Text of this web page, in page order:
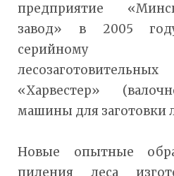
предприятие
завод» в 2005
серийному
«Харвестер»
машины для заготовки
Новые опытные
пиления леса